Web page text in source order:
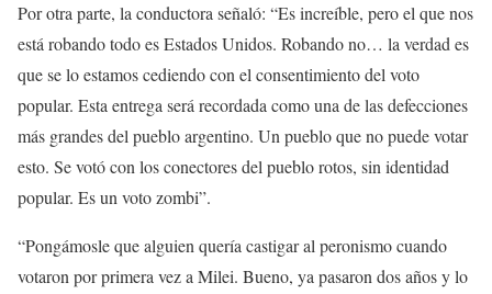
Por otra parte, la conductora señaló: “Es increíble, pero el que nos
está robando todo es Estados Unidos. Robando no… la verdad es
que se lo estamos cediendo con el consentimiento del voto
popular. Esta entrega será recordada como una de las defecciones
más grandes del pueblo argentino. Un pueblo que no puede votar
esto. Se votó con los conectores del pueblo rotos, sin identidad
popular. Es un voto zombi”.
“Pongámosle que alguien quería castigar al peronismo cuando
votaron por primera vez a Milei. Bueno, ya pasaron dos años y lo